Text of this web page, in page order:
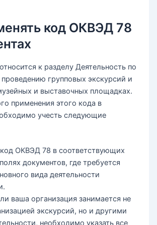
код ОКВЭД 78
к разделу Деятельность по
групповых экскурсий и
и выставочных площадках.
применения этого кода в
учесть следующие
код ОКВЭД 78 в соответствующих
документов, где требуется
вида деятельности
ваша организация занимается не
экскурсий, но и другими
необходимо указать все